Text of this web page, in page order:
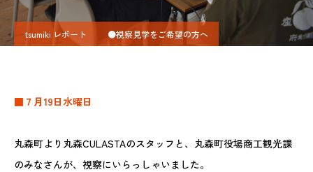
tsumiki レポート ●視察見学をご希望の方へ
■７月19日水曜日
丸森町より丸森CULASTAのスタッフと、丸森町役場商工観光課
のみなさんが、視察にいらっしゃいました。